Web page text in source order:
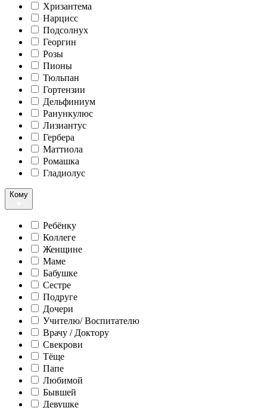
Хризантема
Нарцисс
Подсолнух
Георгин
Розы
Пионы
Тюльпан
Гортензии
Дельфиниум
Ранункулюс
Лизиантус
Гербера
Маттиола
Ромашка
Гладиолус
Кому
Ребёнку
Коллеге
Женщине
Маме
Бабушке
Сестре
Подруге
Дочери
Учителю/ Воспитателю
Врачу / Доктору
Свекрови
Тёще
Папе
Любимой
Бывшей
Девушке